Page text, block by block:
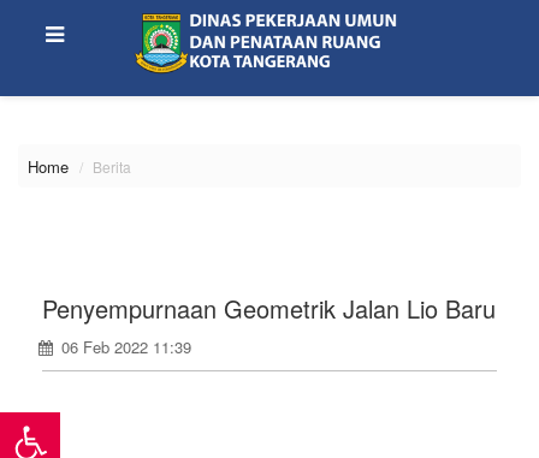
Home Berita
Penyempurnaan Geometrik Jalan Lio Baru
06 Feb 2022 11:39